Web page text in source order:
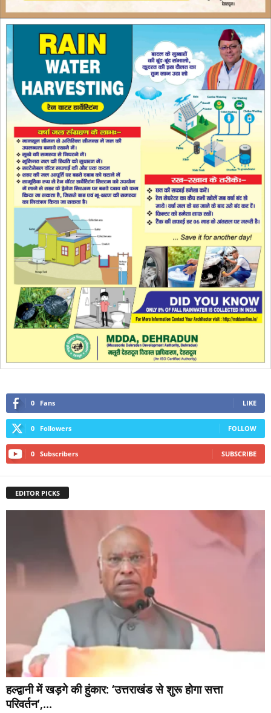
0 Fans LIKE
0 Followers FOLLOW
0 Subscribers SUBSCRIBE
EDITOR PICKS
हल्द्वानी में खड़गे की हुंकार: ‘उत्तराखंड से शुरू होगा सत्ता
परिवर्तन’,...